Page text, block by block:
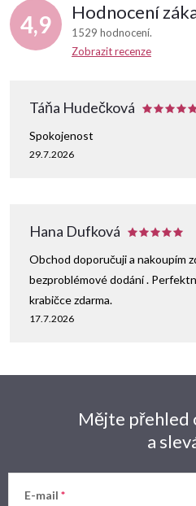
4,9 Hodnocení
1529 hodnocení
Zobrazit recenze
Táňa Hudečková
29.7.2026
Spokojenost
Hana Dufková
17.7.2026
Obchod doporučuji a nakoupím
bezproblémové dodání .
krabičce zdarma.
Mějte přehled
a
E-mail